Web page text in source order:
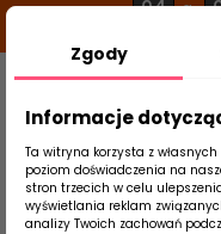
04 g
Strona Główna
Zgody
Informacje
Ta witryna korzysta z
poziom doświadczenia na
stron trzecich w celu
wyświetlania reklam
analizy Twoich zachowań